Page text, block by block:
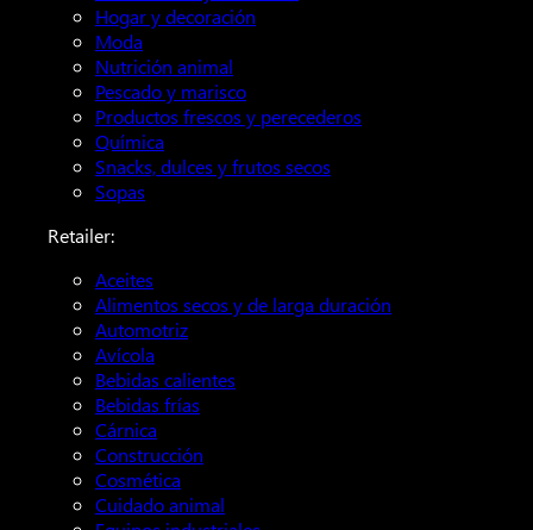
Hogar y decoración
Moda
Nutrición animal
Pescado y marisco
Productos frescos y perecederos
Química
Snacks, dulces y frutos secos
Sopas
Retailer:
Aceites
Alimentos secos y de larga duración
Automotriz
Avícola
Bebidas calientes
Bebidas frías
Cárnica
Construcción
Cosmética
Cuidado animal